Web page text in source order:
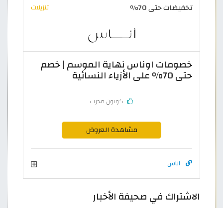
تخفيضات حتى 70% تنزيلات
خصومات اوناس نهاية الموسم | خصم
حتى 70% على الأزياء النسائية
كوبون مجرب
مشاهدة العروض
اناس
الاشتراك في صحيفة الأخبار